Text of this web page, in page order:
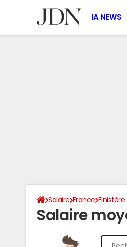
IA NEWS
Salaire France Finistère
Salaire